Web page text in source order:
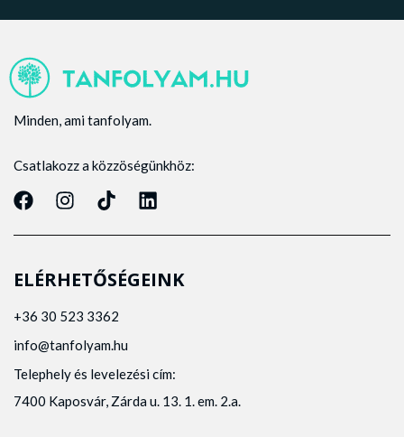
Minden, ami tanfolyam.
Csatlakozz a közzöségünkhöz:
ELÉRHETŐSÉGEINK
+36 30 523 3362
info@tanfolyam.hu
Telephely és levelezési cím:
7400 Kaposvár, Zárda u. 13. 1. em. 2.a.